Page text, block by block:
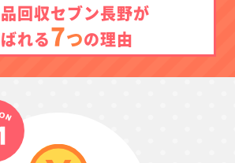
回収セブン長野が
れる7つの理由